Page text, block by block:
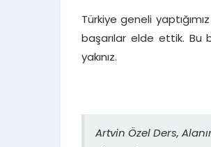
Türkiye geneli
başarılar elde ettik. Bu
yakınız.
Artvin Özel Ders,